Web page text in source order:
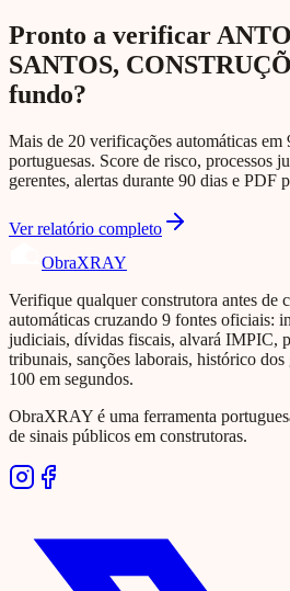
Pronto a verificar
SANTOS,
fundo?
Mais de 20 verificações automáticas em
portuguesas. Score de risco, processos
gerentes, alertas durante 90 dias e PDF
Ver relatório completo
ObraXRAY
Verifique qualquer construtora antes de
automáticas cruzando 9 fontes oficiais:
judiciais, dívidas fiscais, alvará IMPIC,
tribunais, sanções laborais, histórico
100 em segundos.
ObraXRAY é uma ferramenta
de sinais públicos em construtoras.